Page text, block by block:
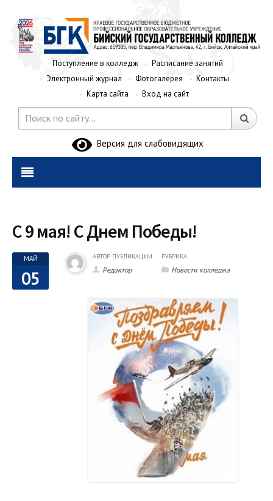
Поступление в колледж
Расписание занятий
Электронный журнал
Фотогалерея
Контакты
Карта сайта
Вход на сайт
Версия для слабовидящих
С 9 мая! С Днем Победы!
МАЙ
05
АВТОР ПУБЛИКАЦИИ
Редактор
РУБРИКА
Новости колледжа